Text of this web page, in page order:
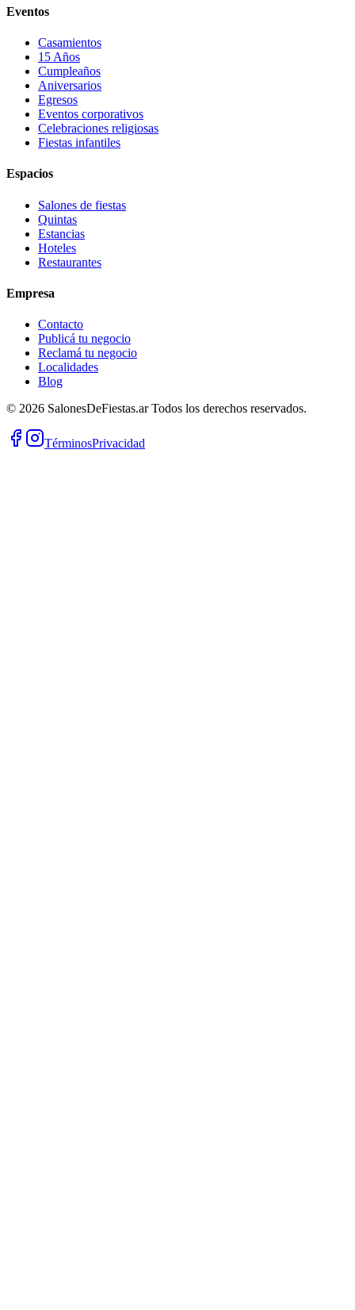
Eventos
Casamientos
15 Años
Cumpleaños
Aniversarios
Egresos
Eventos corporativos
Celebraciones religiosas
Fiestas infantiles
Espacios
Salones de fiestas
Quintas
Estancias
Hoteles
Restaurantes
Empresa
Contacto
Publicá tu negocio
Reclamá tu negocio
Localidades
Blog
© 2026 SalonesDeFiestas.arTodos los derechos reservados.
TérminosPrivacidad